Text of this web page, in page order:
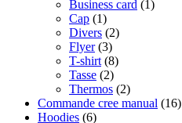
Business card (1)
Cap (1)
Divers (2)
Flyer (3)
T-shirt (8)
Tasse (2)
Thermos (2)
Commande cree manual (16)
Hoodies (6)